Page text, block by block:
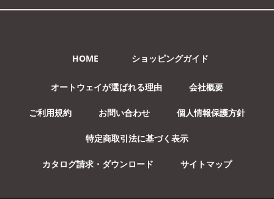
HOME ショッピングガイド
オートウェイが選ばれる理由 会社概要
ご利用規約 お問い合わせ 個人情報保護方針
特定商取引法に基づく表示
カタログ請求・ダウンロード サイトマップ